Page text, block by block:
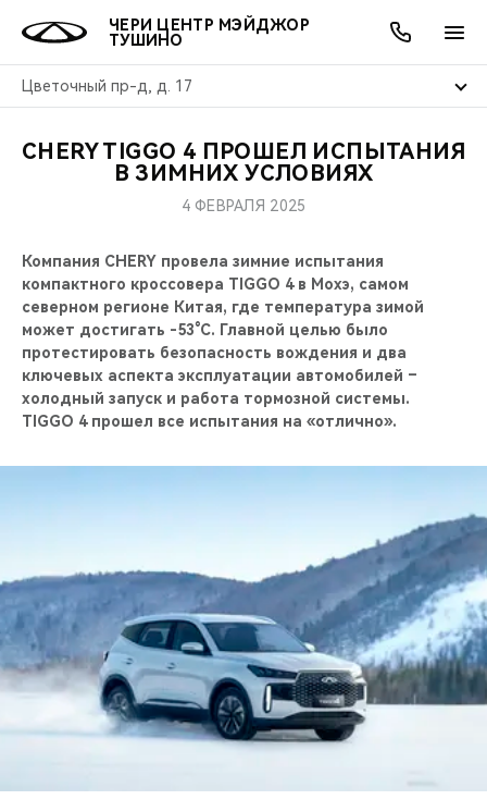
ЧЕРИ ЦЕНТР МЭЙДЖОР
ТУШИНО
Цветочный пр-д, д. 17
МОДЕЛИ
КРОССОВЕРЫ
СЕДАНЫ
НОВИНКИ
ПОКУПАТЕЛЯМ
КРЕДИТ И СТРАХОВАНИЕ
ВЛАДЕЛЬЦАМ
ЗАПЧАСТИ И АКСЕССУАРЫ
ПОДДЕРЖКА
CHERY CONNECT
МИР CHERY
О БРЕНДЕ
CHERY В СОЦСЕТЯХ
ЛЮДИ CHERY
БЛАГОТВОРИТЕЛЬНОСТЬ
НАШИ МЕРОПРИЯТИЯ
ВИДЕООБЗОРЫ
CHERY ДЛЯ ДЕТЕЙ
АКЦИИ
ОНЛАЙН СЕРВИСЫ
КРЕДИТ
О КОМПАНИИ
МЫ В СОЦСЕТЯХ
CHERY TIGGO 4 ПРОШЕЛ ИСПЫТАНИЯ
В ЗИМНИХ УСЛОВИЯХ
4 ФЕВРАЛЯ 2025
Компания CHERY провела зимние испытания
компактного кроссовера TIGGO 4 в Мохэ, самом
северном регионе Китая, где температура зимой
может достигать -53°C. Главной целью было
протестировать безопасность вождения и два
ключевых аспекта эксплуатации автомобилей –
холодный запуск и работа тормозной системы.
TIGGO 4 прошел все испытания на «отлично».